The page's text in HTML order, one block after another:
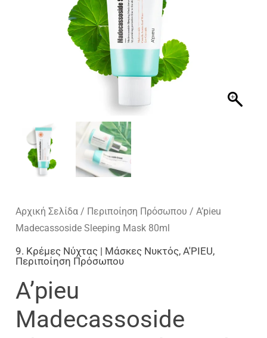
Αρχική Σελίδα / Περιποίηση Πρόσωπου / A’pieu
Madecassoside Sleeping Mask 80ml
9. Κρέμες Νύχτας | Μάσκες Νυκτός,A'PIEU,
Περιποίηση Πρόσωπου
A’pieu
Madecassoside